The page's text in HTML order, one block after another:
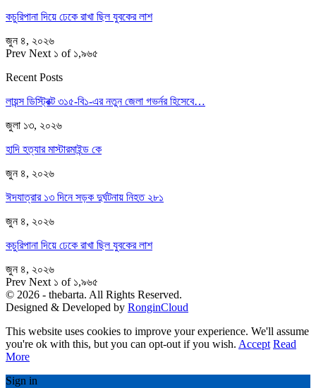
কচুরিপানা দিয়ে ঢেকে রাখা ছিল যুবকের লাশ
জুন ৪, ২০২৬
Prev Next ১ of ১,৯৬৫
Recent Posts
লায়ন্স ডিস্ট্রিক্ট ৩১৫-বি১-এর নতুন জেলা গভর্নর হিসেবে…
জুলা ১৩, ২০২৬
হাদি হত্যার মাস্টারমাইন্ড কে
জুন ৪, ২০২৬
ঈদযাত্রার ১৩ দিনে সড়ক দুর্ঘটনায় নিহত ২৮১
জুন ৪, ২০২৬
কচুরিপানা দিয়ে ঢেকে রাখা ছিল যুবকের লাশ
জুন ৪, ২০২৬
Prev Next ১ of ১,৯৬৫
© 2026 - thebarta. All Rights Reserved.
Designed & Developed by RonginCloud
This website uses cookies to improve your experience. We'll assume
you're ok with this, but you can opt-out if you wish. Accept Read
More
Sign in